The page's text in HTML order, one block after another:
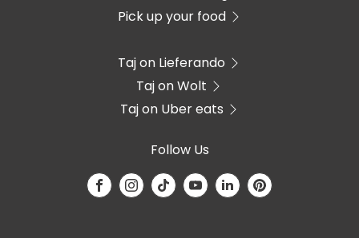
Pick up your food
Taj on Lieferando
Taj on Wolt
Taj on Uber eats
Follow Us